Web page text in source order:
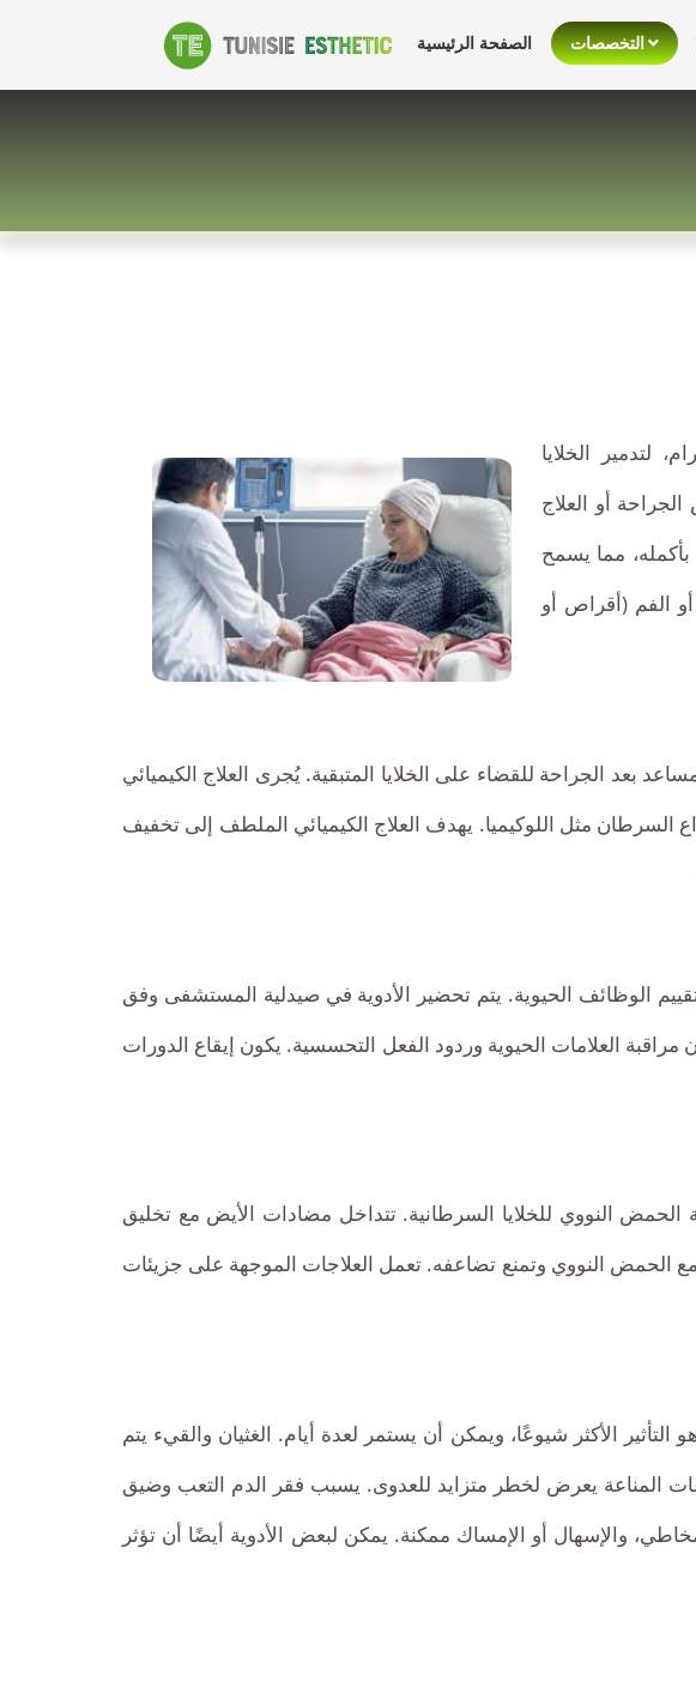
العلاج
الكيميائي
في
بأسعار
السرطان
بالعلاج
الكيميائي
بأسعار
تنافسية.
مع
من
أطباء
الخبرة،
استفد
شاملة
وشخصية
.
الصفحة الرئيسية التخصصات
لتدمير الخلايا
أو العلاج
مما يسمح
الفم (أقراص أو
بعد الجراحة للقضاء على الخلايا المتبقية. يُجرى العلاج الكيميائي
السرطان مثل اللوكيميا. يهدف العلاج الكيميائي الملطف إلى تخفيف
الوظائف الحيوية. يتم تحضير الأدوية في صيدلية المستشفى وفق
العلامات الحيوية وردود الفعل التحسسية. يكون إيقاع الدورات
الحمض النووي للخلايا السرطانية. تتداخل مضادات الأيض مع تخليق
مع الحمض النووي وتمنع تضاعفه. تعمل العلاجات الموجهة على جزيئات
الأكثر شيوعًا، ويمكن أن يستمر لعدة أيام. الغثيان والقيء يتم
المناعة يعرض لخطر متزايد للعدوى. يسبب فقر الدم التعب وضيق
والإسهال أو الإمساك ممكنة. يمكن لبعض الأدوية أيضًا أن تؤثر